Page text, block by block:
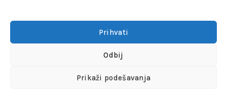
Prihvati
Odbij
Prikaži podešavanja
Adresa: Paunova 24 - TC Banjica
Lokal 102, prvi sprat
FLAKHOBBY© 2021 Sva prava zadržana